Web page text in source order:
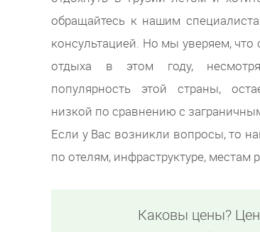
обращайтесь к нашим
консультацией. Но мы уверяем, что
отдыха в этом году,
популярность этой страны,
низкой по сравнению с
Если у Вас возникли вопросы, то
по отелям, инфраструктуре,
Каковы цены?